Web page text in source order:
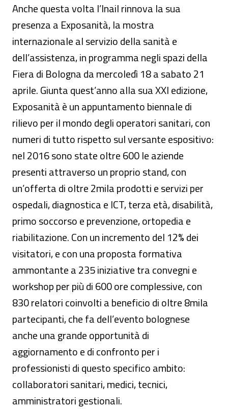
Anche questa volta l’Inail rinnova la sua
presenza a Exposanità, la mostra
internazionale al servizio della sanità e
dell’assistenza, in programma negli spazi della
Fiera di Bologna da mercoledì 18 a sabato 21
aprile. Giunta quest’anno alla sua XXI edizione,
Exposanità è un appuntamento biennale di
rilievo per il mondo degli operatori sanitari, con
numeri di tutto rispetto sul versante espositivo:
nel 2016 sono state oltre 600 le aziende
presenti attraverso un proprio stand, con
un’offerta di oltre 2mila prodotti e servizi per
ospedali, diagnostica e ICT, terza età, disabilità,
primo soccorso e prevenzione, ortopedia e
riabilitazione. Con un incremento del 12% dei
visitatori, e con una proposta formativa
ammontante a 235 iniziative tra convegni e
workshop per più di 600 ore complessive, con
830 relatori coinvolti a beneficio di oltre 8mila
partecipanti, che fa dell’evento bolognese
anche una grande opportunità di
aggiornamento e di confronto per i
professionisti di questo specifico ambito:
collaboratori sanitari, medici, tecnici,
amministratori gestionali.